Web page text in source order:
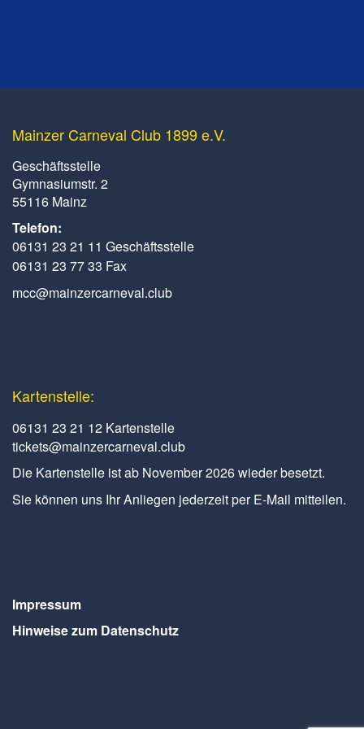
Mainzer Carneval Club 1899 e.V.
Geschäftsstelle
Gymnasiumstr. 2
55116 Mainz
Telefon:
06131 23 21 11 Geschäftsstelle
06131 23 77 33 Fax
mcc@mainzercarneval.club
Kartenstelle:
06131 23 21 12 Kartenstelle
tickets@mainzercarneval.club
Die Kartenstelle ist ab November 2026 wieder besetzt.
Sie können uns Ihr Anliegen jederzeit per E-Mail mitteilen.
Impressum
Hinweise zum Datenschutz